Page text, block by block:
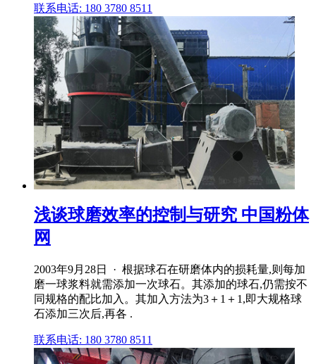
联系电话: 180 3780 8511
浅谈球磨效率的控制与研究 中国粉体
网
2003年9月28日 · 根据球石在研磨体内的损耗量,则每加
磨一球浆料就需添加一次球石。其添加的球石,仍需按不
同规格的配比加入。其加入方法为3＋1＋1,即大规格球
石添加三次后,再各 .
联系电话: 180 3780 8511